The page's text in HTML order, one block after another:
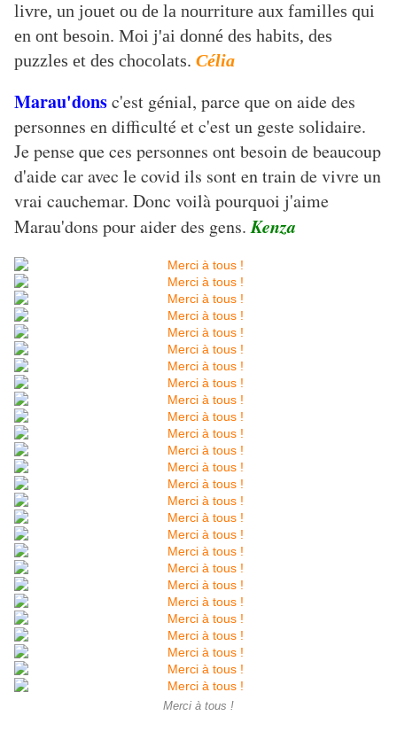
livre, un jouet ou de la nourriture aux familles qui
en ont besoin. Moi j'ai donné des habits, des
puzzles et des chocolats. Célia
Marau'donsc'est génial, parce que on aide des
personnes en difficulté et c'est un geste solidaire.
Je pense que ces personnes ont besoin de beaucoup
d'aide car avec le covid ils sont en train de vivre un
vrai cauchemar. Donc voilà pourquoi j'aime
Marau'dons pour aider des gens.Kenza
Merci à tous !